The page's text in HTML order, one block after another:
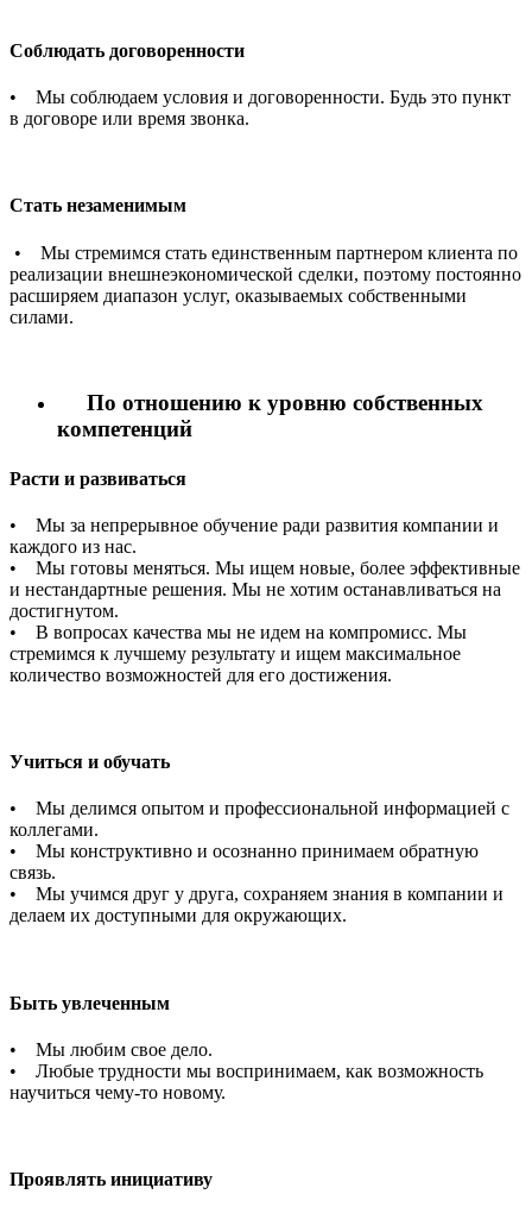
Соблюдать договоренности
• Мы соблюдаем условия и договоренности. Будь это пункт
в договоре или время звонка.
Стать незаменимым
• Мы стремимся стать единственным партнером клиента по
реализации внешнеэкономической сделки, поэтому постоянно
расширяем диапазон услуг, оказываемых собственными
силами.
По отношению к уровню собственных
компетенций
Расти и развиваться
• Мы за непрерывное обучение ради развития компании и
каждого из нас.
• Мы готовы меняться. Мы ищем новые, более эффективные
и нестандартные решения. Мы не хотим останавливаться на
достигнутом.
• В вопросах качества мы не идем на компромисс. Мы
стремимся к лучшему результату и ищем максимальное
количество возможностей для его достижения.
Учиться и обучать
• Мы делимся опытом и профессиональной информацией с
коллегами.
• Мы конструктивно и осознанно принимаем обратную
связь.
• Мы учимся друг у друга, сохраняем знания в компании и
делаем их доступными для окружающих.
Быть увлеченным
• Мы любим свое дело.
• Любые трудности мы воспринимаем, как возможность
научиться чему-то новому.
Проявлять инициативу